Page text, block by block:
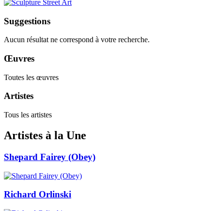
Suggestions
Aucun résultat ne correspond à votre recherche.
Œuvres
Toutes les œuvres
Artistes
Tous les artistes
Artistes à la Une
Shepard Fairey (Obey)
Richard Orlinski